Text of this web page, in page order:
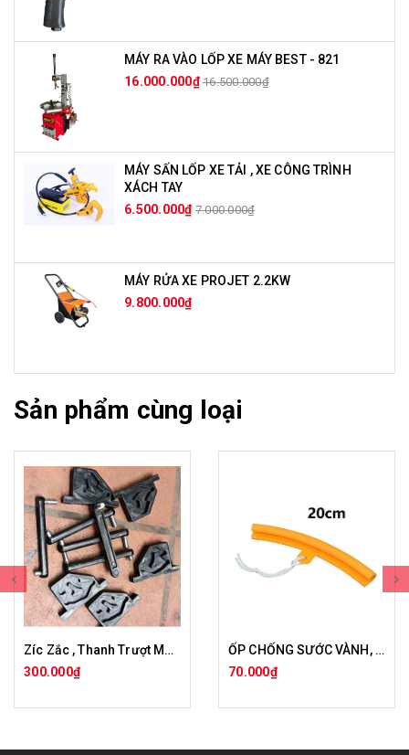
MÁY RA VÀO LỐP XE MÁY BEST - 821
16.000.000₫ 16.500.000₫
MÁY SẤN LỐP XE TẢI , XE CÔNG TRÌNH
XÁCH TAY
6.500.000₫ 7.000.000₫
MÁY RỬA XE PROJET 2.2KW
9.800.000₫
Sản phẩm cùng loại
Zíc Zắc , Thanh Trượt Máy Ra Vào Lốp
300.000₫
ỐP CHỐNG SƯỚC VÀNH, LA ZĂNG
70.000₫